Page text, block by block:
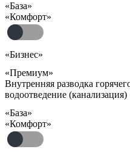
«База»
«Комфорт»
«Бизнес»
«Премиум»
Внутренняя разводка
водоотведение (канализация)
«База»
«Комфорт»